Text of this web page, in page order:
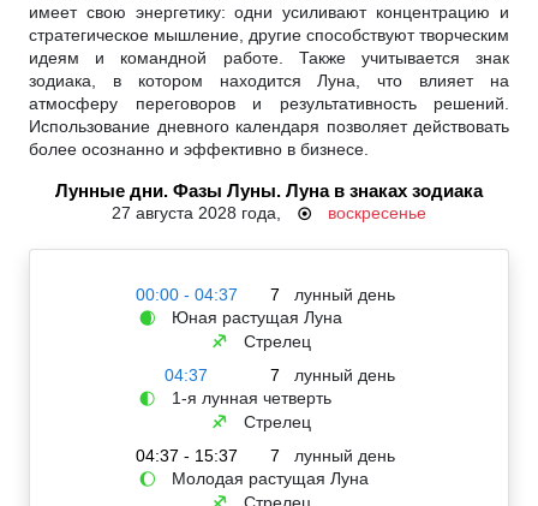
имеет свою энергетику: одни усиливают концентрацию и
стратегическое мышление, другие способствуют творческим
идеям и командной работе. Также учитывается знак
зодиака, в котором находится Луна, что влияет на
атмосферу переговоров и результативность решений.
Использование дневного календаря позволяет действовать
более осознанно и эффективно в бизнесе.
Лунные дни. Фазы Луны. Луна в знаках зодиака
27 августа 2028 года, ☉ воскресенье
00:00 - 04:37 7 лунный день
🌒 Юная растущая Луна
♐
Стрелец
04:37
7 лунный день
🌓 1-я лунная четверть
♐
Стрелец
04:37 - 15:37
7 лунный день
🌔 Молодая растущая Луна
Стрелец